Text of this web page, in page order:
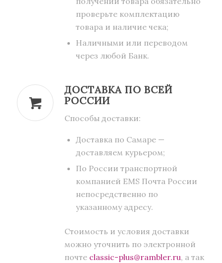
проверьте комплектацию
товара и наличие чека;
Наличными или переводом
через любой Банк.
ДОСТАВКА ПО ВСЕЙ
РОССИИ
Способы доставки:
Доставка по Самаре —
доставляем курьером;
По России транспортной
компанией EMS Почта России
непосредственно по
указанному адресу.
Стоимость и условия доставки
можно уточнить по электронной
почте classic-plus@rambler.ru, а так